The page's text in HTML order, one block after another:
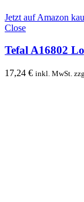
Jetzt auf Amazon
Close
Tefal A16802
17,24 € inkl. MwSt.